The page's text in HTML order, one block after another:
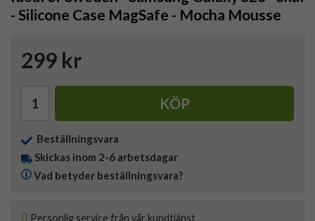
- Silicone Case MagSafe - Mocha Mousse
299 kr
KÖP
Beställningsvara
Skickas inom 2-6 arbetsdagar
Vad betyder beställningsvara?
Personlig service från vår kundtjänst